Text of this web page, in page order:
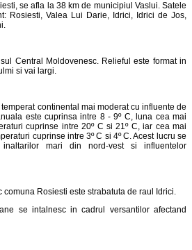
se afla la 38 km de municipiul Vaslui. Satele
Rosiesti, Valea Lui Darie, Idrici, Idrici de Jos,
Central Moldovenesc. Relieful este format in
si vai largi.
continental mai moderat cu influente de
este cuprinsa intre 8 - 9º C, luna cea mai
cuprinse intre 20º C si 21º C, iar cea mai
cuprinse intre 3º C si 4º C. Acest lucru se
mari din nord-vest si influentelor
Rosiesti este strabatuta de raul Idrici.
se intalnesc in cadrul versantilor afectand